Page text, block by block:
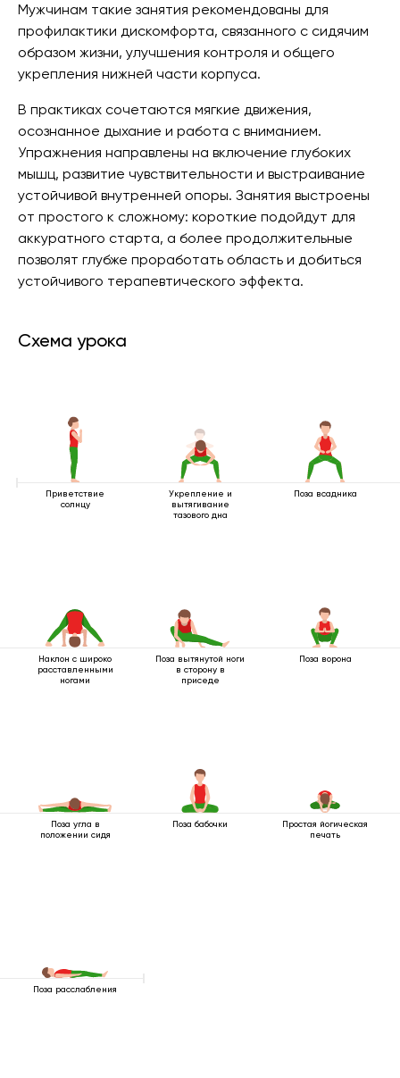
Мужчинам такие занятия рекомендованы для
профилактики дискомфорта, связанного с сидячим
образом жизни, улучшения контроля и общего
укрепления нижней части корпуса.
В практиках сочетаются мягкие движения,
осознанное дыхание и работа с вниманием.
Упражнения направлены на включение глубоких
мышц, развитие чувствительности и выстраивание
устойчивой внутренней опоры. Занятия выстроены
от простого к сложному: короткие подойдут для
аккуратного старта, а более продолжительные
позволят глубже проработать область и добиться
устойчивого терапевтического эффекта.
Схема урока
Приветствие
солнцу
Укрепление и
вытягивание
тазового дна
Поза всадника
Наклон с широко
расставленными
ногами
Поза вытянутой ноги
в сторону в
приседе
Поза ворона
Поза угла в
положении сидя
Поза бабочки
Простая йогическая
печать
Поза расслабления